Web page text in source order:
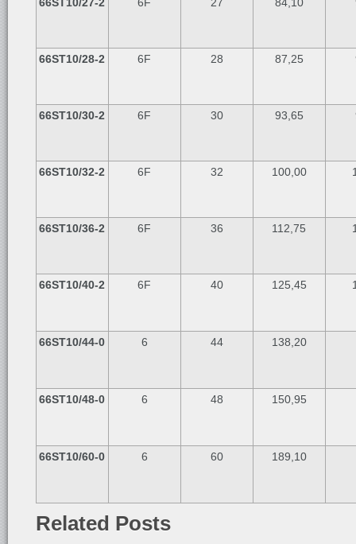
66ST10/28-2 6F 28 87,25
66ST10/30-2 6F 30 93,65
66ST10/32-2 6F 32 100,00
66ST10/36-2 6F 36 112,75
66ST10/40-2 6F 40 125,45
66ST10/44-0 6 44 138,20
66ST10/48-0 6 48 150,95
66ST10/60-0 6 60 189,10
Related Posts